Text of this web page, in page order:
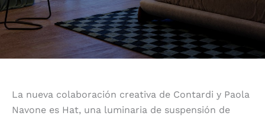
La nueva colaboración creativa de Contardi y Paola
Navone es Hat, una luminaria de suspensión de